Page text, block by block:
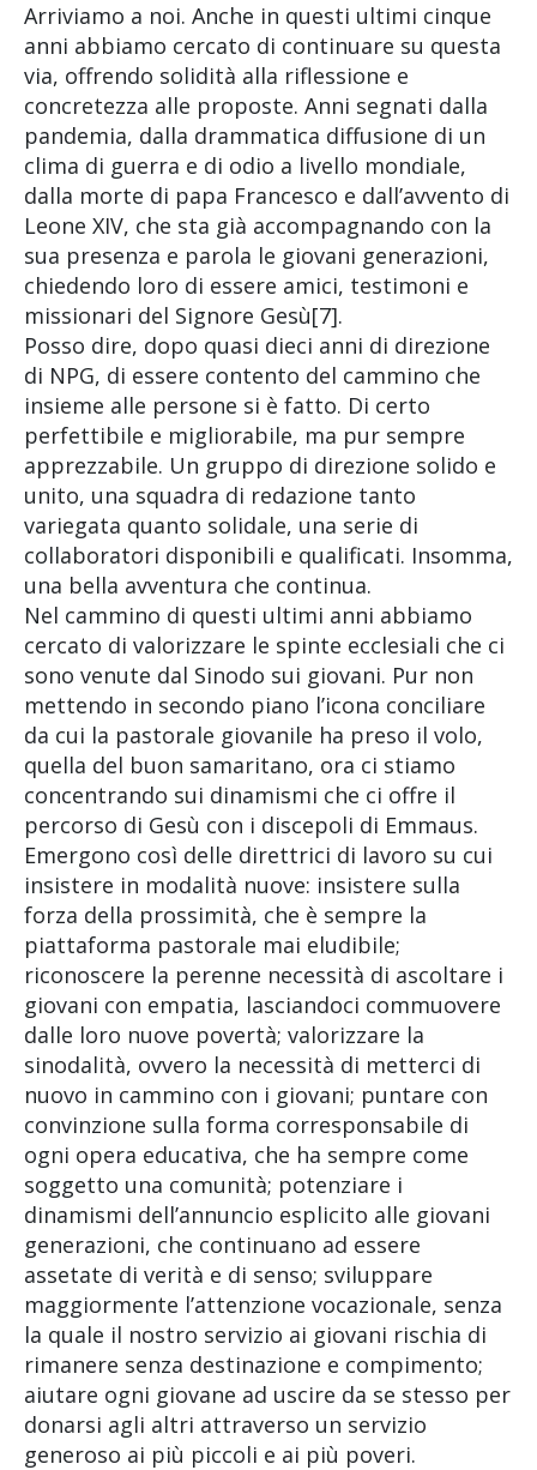
Arriviamo a noi. Anche in questi ultimi cinque
anni abbiamo cercato di continuare su questa
via, offrendo solidità alla riflessione e
concretezza alle proposte. Anni segnati dalla
pandemia, dalla drammatica diffusione di un
clima di guerra e di odio a livello mondiale,
dalla morte di papa Francesco e dall’avvento di
Leone XIV, che sta già accompagnando con la
sua presenza e parola le giovani generazioni,
chiedendo loro di essere amici, testimoni e
missionari del Signore Gesù[7].
Posso dire, dopo quasi dieci anni di direzione
di NPG, di essere contento del cammino che
insieme alle persone si è fatto. Di certo
perfettibile e migliorabile, ma pur sempre
apprezzabile. Un gruppo di direzione solido e
unito, una squadra di redazione tanto
variegata quanto solidale, una serie di
collaboratori disponibili e qualificati. Insomma,
una bella avventura che continua.
Nel cammino di questi ultimi anni abbiamo
cercato di valorizzare le spinte ecclesiali che ci
sono venute dal Sinodo sui giovani. Pur non
mettendo in secondo piano l’icona conciliare
da cui la pastorale giovanile ha preso il volo,
quella del buon samaritano, ora ci stiamo
concentrando sui dinamismi che ci offre il
percorso di Gesù con i discepoli di Emmaus.
Emergono così delle direttrici di lavoro su cui
insistere in modalità nuove: insistere sulla
forza della prossimità, che è sempre la
piattaforma pastorale mai eludibile;
riconoscere la perenne necessità di ascoltare i
giovani con empatia, lasciandoci commuovere
dalle loro nuove povertà; valorizzare la
sinodalità, ovvero la necessità di metterci di
nuovo in cammino con i giovani; puntare con
convinzione sulla forma corresponsabile di
ogni opera educativa, che ha sempre come
soggetto una comunità; potenziare i
dinamismi dell’annuncio esplicito alle giovani
generazioni, che continuano ad essere
assetate di verità e di senso; sviluppare
maggiormente l’attenzione vocazionale, senza
la quale il nostro servizio ai giovani rischia di
rimanere senza destinazione e compimento;
aiutare ogni giovane ad uscire da se stesso per
donarsi agli altri attraverso un servizio
generoso ai più piccoli e ai più poveri.